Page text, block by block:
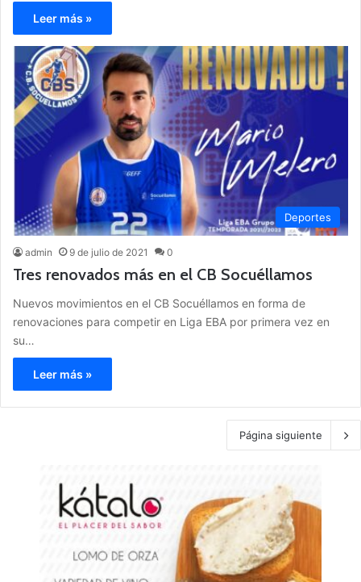
Leer más »
Deportes
admin 9 de julio de 2021 0
Tres renovados más en el CB Socuéllamos
Nuevos movimientos en el CB Socuéllamos en forma de
renovaciones para competir en Liga EBA por primera vez en
su…
Leer más »
Página siguiente